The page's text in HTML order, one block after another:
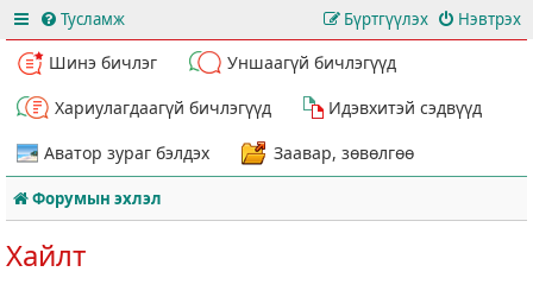
Тусламж Нэвтрэх
Бүртгүүлэх
Шинэ бичлэг
Уншаагүй бичлэгүүд
Хариулагдаагүй бичлэгүүд
Идэвхитэй сэдвүүд
Аватор зураг бэлдэх
Заавар, зөвөлгөө
Форумын эхлэл
Хайлт